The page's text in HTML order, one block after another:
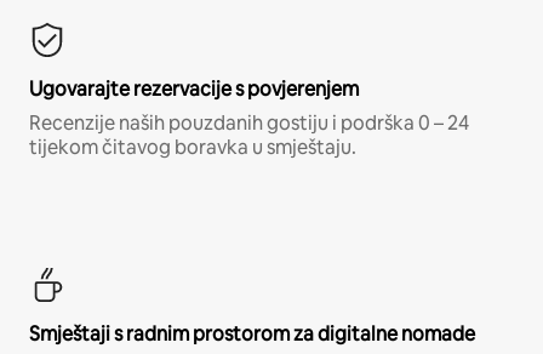
Ugovarajte rezervacije s povjerenjem
Recenzije naših pouzdanih gostiju i podrška 0 – 24
tijekom čitavog boravka u smještaju.
Smještaji s radnim prostorom za digitalne nomade